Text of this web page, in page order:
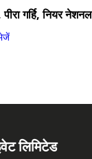
गर्हि, नियर
लिमिटेड